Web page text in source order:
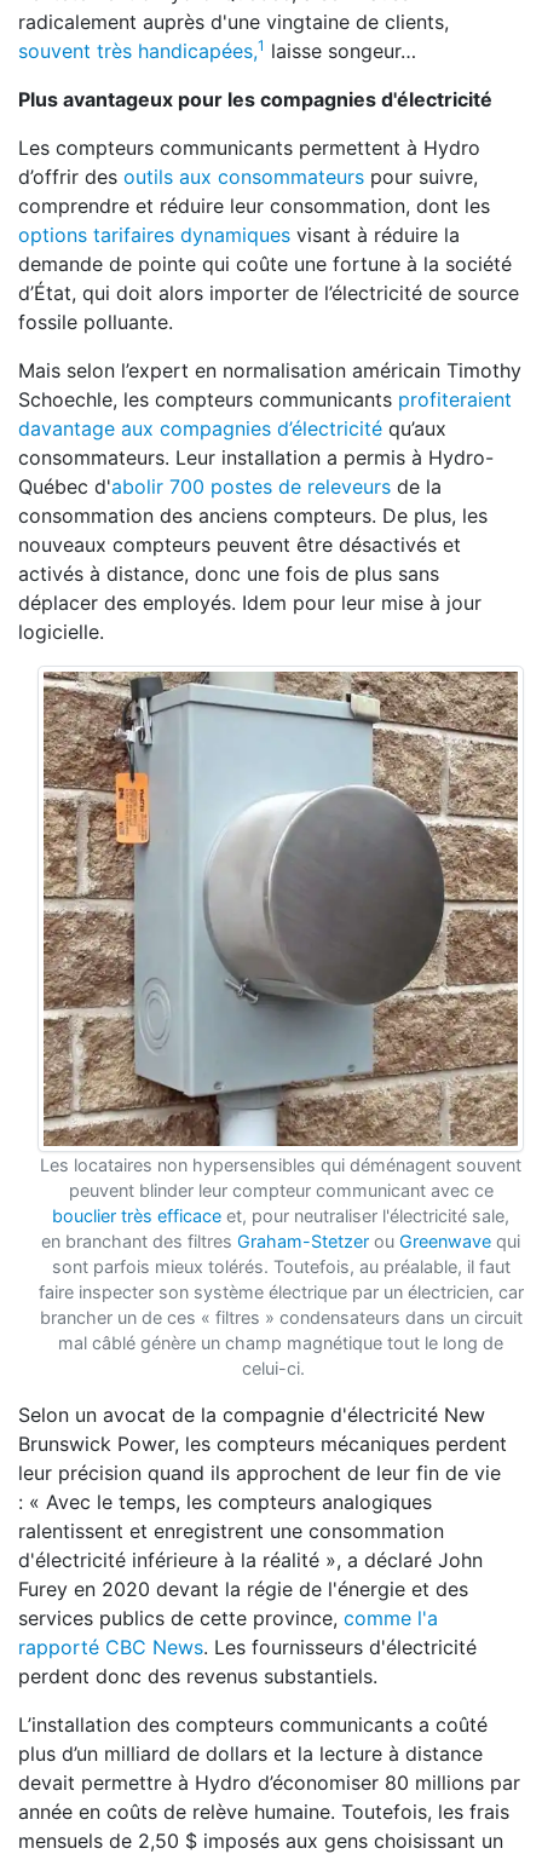
radicalement auprès d'une vingtaine de clients,
souvent très handicapées,1 laisse songeur…
Plus avantageux pour les compagnies d'électricité
Les compteurs communicants permettent à Hydro
d’offrir des outils aux consommateurs pour suivre,
comprendre et réduire leur consommation, dont les
options tarifaires dynamiques visant à réduire la
demande de pointe qui coûte une fortune à la société
d’État, qui doit alors importer de l’électricité de source
fossile polluante.
Mais selon l’expert en normalisation américain Timothy
Schoechle, les compteurs communicants profiteraient
davantage aux compagnies d’électricité qu’aux
consommateurs. Leur installation a permis à Hydro-
Québec d'abolir 700 postes de releveurs de la
consommation des anciens compteurs. De plus, les
nouveaux compteurs peuvent être désactivés et
activés à distance, donc une fois de plus sans
déplacer des employés. Idem pour leur mise à jour
logicielle.
Les locataires non hypersensibles qui déménagent souvent
peuvent blinder leur compteur communicant avec ce
bouclier très efficace et, pour neutraliser l'électricité sale,
en branchant des filtres Graham-Stetzer ou Greenwave qui
sont parfois mieux tolérés. Toutefois, au préalable, il faut
faire inspecter son système électrique par un électricien, car
brancher un de ces « filtres » condensateurs dans un circuit
mal câblé génère un champ magnétique tout le long de
celui-ci.
Selon un avocat de la compagnie d'électricité New
Brunswick Power, les compteurs mécaniques perdent
leur précision quand ils approchent de leur fin de vie
: « Avec le temps, les compteurs analogiques
ralentissent et enregistrent une consommation
d'électricité inférieure à la réalité », a déclaré John
Furey en 2020 devant la régie de l'énergie et des
services publics de cette province, comme l'a
rapporté CBC News. Les fournisseurs d'électricité
perdent donc des revenus substantiels.
L’installation des compteurs communicants a coûté
plus d’un milliard de dollars et la lecture à distance
devait permettre à Hydro d’économiser 80 millions par
année en coûts de relève humaine. Toutefois, les frais
mensuels de 2,50 $ imposés aux gens choisissant un